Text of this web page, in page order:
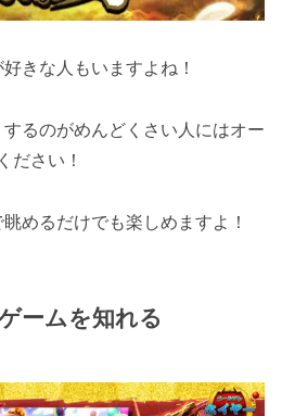
きな人もいますよね！
るのがめんどくさい人にはオー
ださい！
めるだけでも楽しめますよ！
ームを知れる